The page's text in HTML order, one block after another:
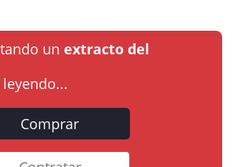
un extracto del
Comprar